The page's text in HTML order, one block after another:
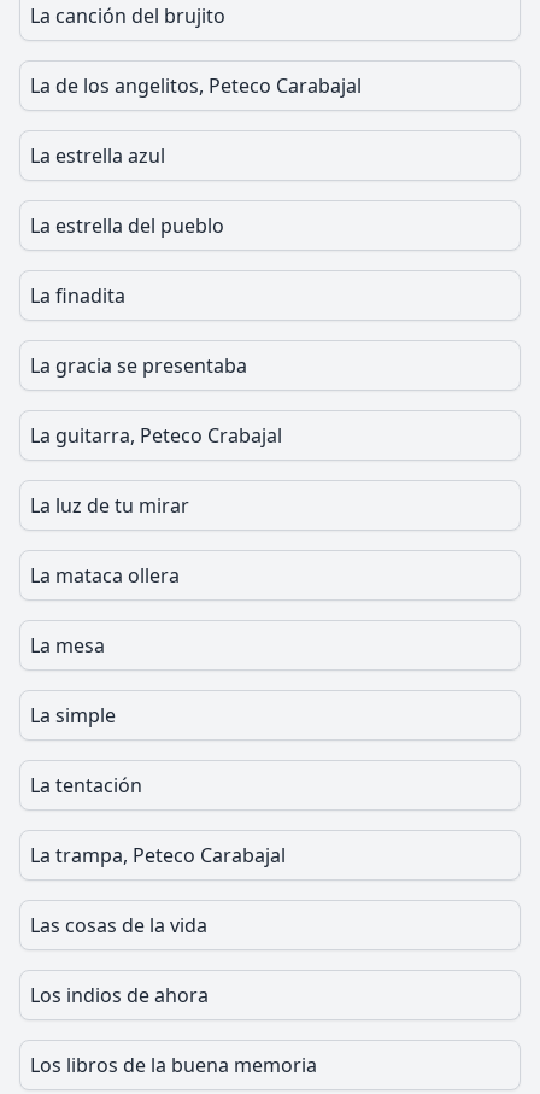
La canción del brujito
La de los angelitos, Peteco Carabajal
La estrella azul
La estrella del pueblo
La finadita
La gracia se presentaba
La guitarra, Peteco Crabajal
La luz de tu mirar
La mataca ollera
La mesa
La simple
La tentación
La trampa, Peteco Carabajal
Las cosas de la vida
Los indios de ahora
Los libros de la buena memoria